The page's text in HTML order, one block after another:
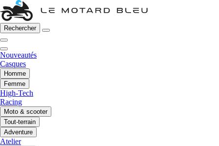
Rechercher
Nouveautés
Casques
Homme
Femme
High-Tech
Racing
Moto & scooter
Tout-terrain
Adventure
Atelier